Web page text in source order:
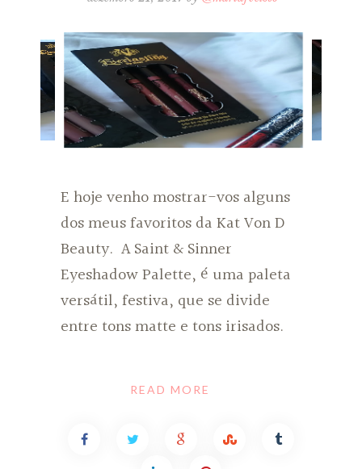
E hoje venho mostrar-vos alguns
dos meus favoritos da Kat Von D
Beauty. A Saint & Sinner
Eyeshadow Palette, é uma paleta
versátil, festiva, que se divide
entre tons matte e tons irisados.
READ MORE